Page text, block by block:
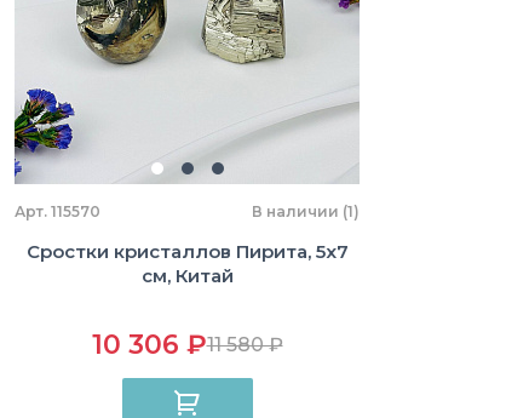
Арт. 115570 В наличии (1)
Сростки кристаллов Пирита, 5х7
см, Китай
10 306 ₽11 580 ₽